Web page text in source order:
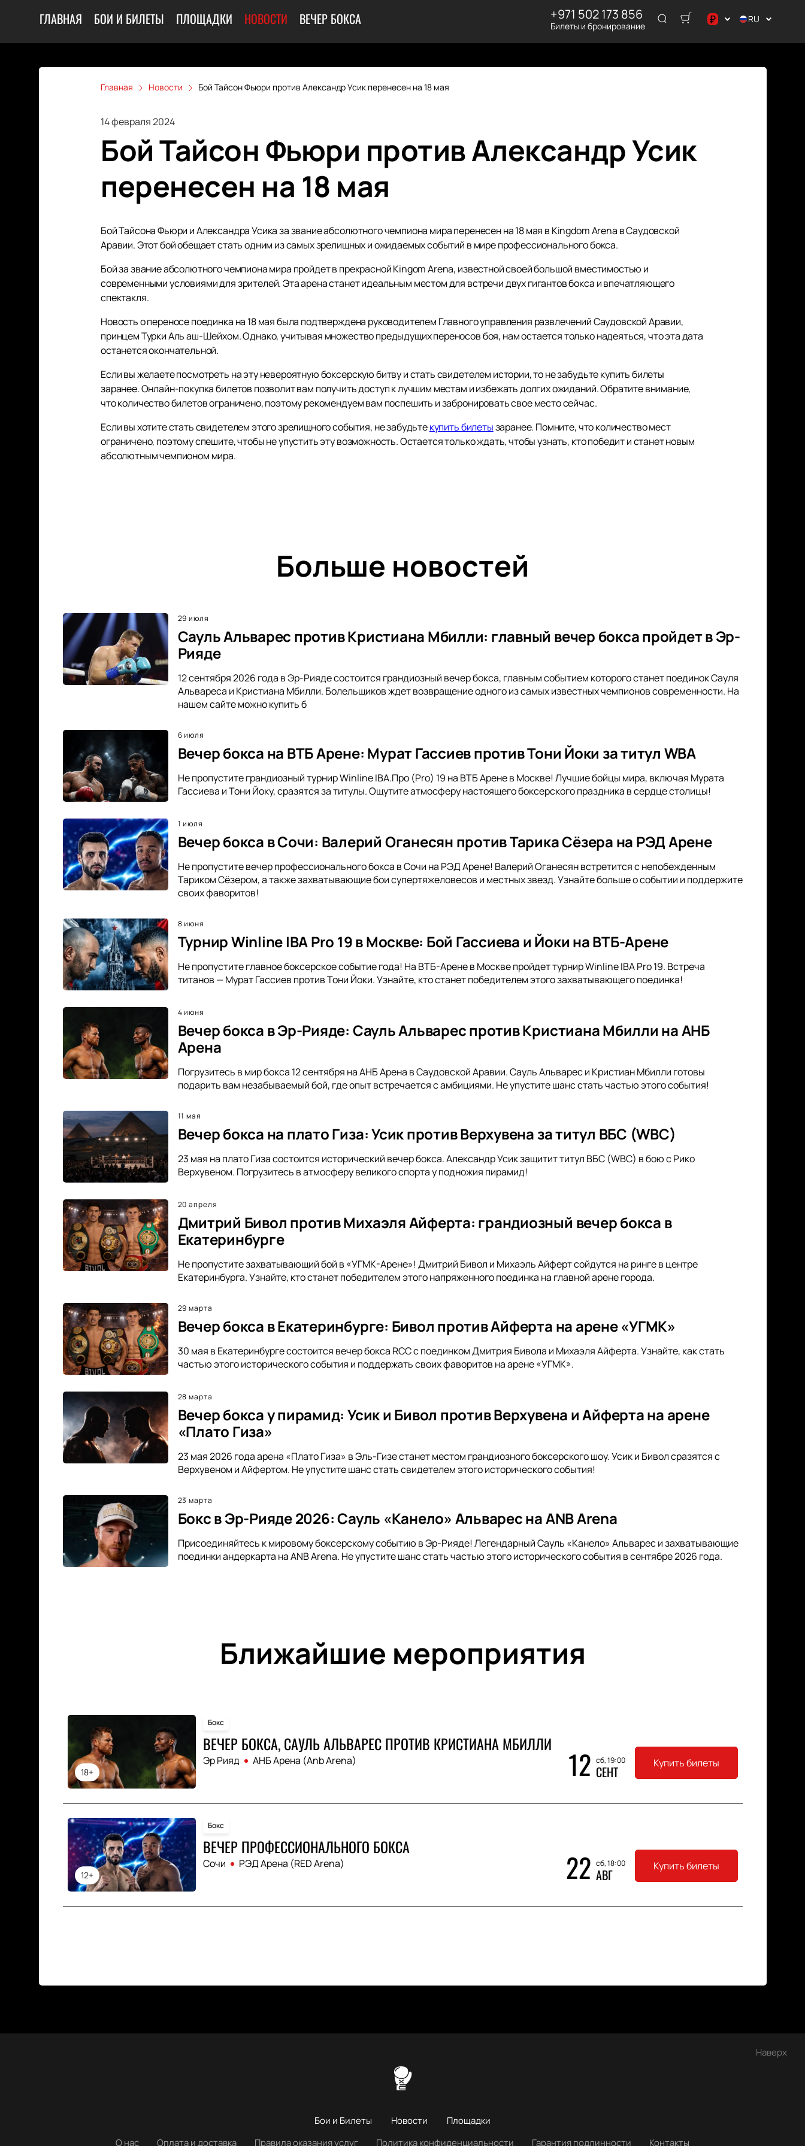
ГЛАВНАЯ БОИ И БИЛЕТЫ ПЛОЩАДКИ НОВОСТИ ВЕЧЕР БОКСА +971 502 173 856
Билеты и бронирование ₽
د.إ
RU
Главная Новости Бой Тайсон Фьюри против Александр Усик перенесен на 18 мая
14 февраля 2024
Бой Тайсон Фьюри против Александр Усик
перенесен на 18 мая
Бой Тайсона Фьюри и Александра Усика за звание абсолютного чемпиона мира перенесен на 18 мая в Kingdom Arena в Саудовской
Аравии. Этот бой обещает стать одним из самых зрелищных и ожидаемых событий в мире профессионального бокса.
Бой за звание абсолютного чемпиона мира пройдет в прекрасной Kingom Arena, известной своей большой вместимостью и
современными условиями для зрителей. Эта арена станет идеальным местом для встречи двух гигантов бокса и впечатляющего
спектакля.
Новость о переносе поединка на 18 мая была подтверждена руководителем Главного управления развлечений Саудовской Аравии,
принцем Турки Аль аш-Шейхом. Однако, учитывая множество предыдущих переносов боя, нам остается только надеяться, что эта дата
останется окончательной.
Если вы желаете посмотреть на эту невероятную боксерскую битву и стать свидетелем истории, то не забудьте купить билеты
заранее. Онлайн-покупка билетов позволит вам получить доступ к лучшим местам и избежать долгих ожиданий. Обратите внимание,
что количество билетов ограничено, поэтому рекомендуем вам поспешить и забронировать свое место сейчас.
Если вы хотите стать свидетелем этого зрелищного события, не забудьтекупить билетызаранее. Помните, что количество мест
ограничено, поэтому спешите, чтобы не упустить эту возможность. Остается только ждать, чтобы узнать, кто победит и станет новым
абсолютным чемпионом мира.
Больше новостей
29 июля
Сауль Альварес против Кристиана Мбилли: главный вечер бокса пройдет в Эр-
Рияде
12 сентября 2026 года в Эр-Рияде состоится грандиозный вечер бокса, главным событием которого станет поединок Сауля
Альвареса и Кристиана Мбилли. Болельщиков ждет возвращение одного из самых известных чемпионов современности. На
нашем сайте можно купить б
6 июля
Вечер бокса на ВТБ Арене: Мурат Гассиев против Тони Йоки за титул WBA
Не пропустите грандиозный турнир Winline IBA.Про (Pro) 19 на ВТБ Арене в Москве! Лучшие бойцы мира, включая Мурата
Гассиева и Тони Йоку, сразятся за титулы. Ощутите атмосферу настоящего боксерского праздника в сердце столицы!
1 июля
Вечер бокса в Сочи: Валерий Оганесян против Тарика Сёзера на РЭД Арене
Не пропустите вечер профессионального бокса в Сочи на РЭД Арене! Валерий Оганесян встретится с непобежденным
Тариком Сёзером, а также захватывающие бои супертяжеловесов и местных звезд. Узнайте больше о событии и поддержите
своих фаворитов!
8 июня
Турнир Winline IBA Pro 19 в Москве: Бой Гассиева и Йоки на ВТБ-Арене
Не пропустите главное боксерское событие года! На ВТБ-Арене в Москве пройдет турнир Winline IBA Pro 19. Встреча
титанов — Мурат Гассиев против Тони Йоки. Узнайте, кто станет победителем этого захватывающего поединка!
4 июня
Вечер бокса в Эр-Рияде: Сауль Альварес против Кристиана Мбилли на АНБ
Арена
Погрузитесь в мир бокса 12 сентября на АНБ Арена в Саудовской Аравии. Сауль Альварес и Кристиан Мбилли готовы
подарить вам незабываемый бой, где опыт встречается с амбициями. Не упустите шанс стать частью этого события!
11 мая
Вечер бокса на плато Гиза: Усик против Верхувена за титул ВБС (WBC)
23 мая на плато Гиза состоится исторический вечер бокса. Александр Усик защитит титул ВБС (WBC) в бою с Рико
Верхувеном. Погрузитесь в атмосферу великого спорта у подножия пирамид!
20 апреля
Дмитрий Бивол против Михаэля Айферта: грандиозный вечер бокса в
Екатеринбурге
Не пропустите захватывающий бой в «УГМК-Арене»! Дмитрий Бивол и Михаэль Айферт сойдутся на ринге в центре
Екатеринбурга. Узнайте, кто станет победителем этого напряженного поединка на главной арене города.
29 марта
Вечер бокса в Екатеринбурге: Бивол против Айферта на арене «УГМК»
30 мая в Екатеринбурге состоится вечер бокса RCC с поединком Дмитрия Бивола и Михаэля Айферта. Узнайте, как стать
частью этого исторического события и поддержать своих фаворитов на арене «УГМК».
28 марта
Вечер бокса у пирамид: Усик и Бивол против Верхувена и Айферта на арене
«Плато Гиза»
23 мая 2026 года арена «Плато Гиза» в Эль-Гизе станет местом грандиозного боксерского шоу. Усик и Бивол сразятся с
Верхувеном и Айфертом. Не упустите шанс стать свидетелем этого исторического события!
23 марта
Бокс в Эр-Рияде 2026: Сауль «Канело» Альварес на ANB Arena
Присоединяйтесь к мировому боксерскому событию в Эр-Рияде! Легендарный Сауль «Канело» Альварес и захватывающие
поединки андеркарта на ANB Arena. Не упустите шанс стать частью этого исторического события в сентябре 2026 года.
Ближайшие мероприятия
18+
Бокс
ВЕЧЕР БОКСА, САУЛЬ АЛЬВАРЕС ПРОТИВ КРИСТИАНА МБИЛЛИ
Эр Рияд АНБ Арена (Anb Arena) 12 сб, 19:00
СЕНТ Купить билеты
12+
Бокс
ВЕЧЕР ПРОФЕССИОНАЛЬНОГО БОКСА
Сочи РЭД Арена (RED Arena) 22 сб, 18:00
АВГ Купить билеты
Наверх
Бои и Билеты Новости
Площадки
О нас
Оплата и доставка Правила оказания услуг Политика конфиденциальности Гарантия подлинности Контакты